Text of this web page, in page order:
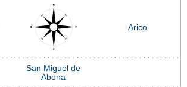
Arico
San Miguel de
Abona